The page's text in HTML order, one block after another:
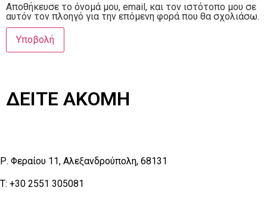
Αποθήκευσε το όνομά μου, email, και τον ιστότοπο μου σε
αυτόν τον πλοηγό για την επόμενη φορά που θα σχολιάσω.
ΔΕΙΤΕ ΑΚΟΜΗ
Ρ. Φεραίου 11, Αλεξανδρούπολη, 68131
T: +30 2551 305081